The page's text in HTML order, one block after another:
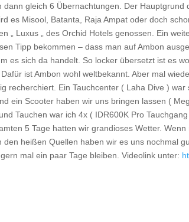
dann gleich 6 Übernachtungen. Der
es Misool, Batanta, Raja Ampat oder doch
„ Luxus „ des Orchid Hotels genossen. Ein
Tipp bekommen – dass man auf Ambon
es sich da handelt. So locker übersetzt ist es
ist Ambon wohl weltbekannt. Aber mal
recherchiert. Ein Tauchcenter ( Laha Dive )
ein Scooter haben wir uns bringen lassen (
Tauchen war ich 4x ( IDR600K Pro
5 Tage hatten wir grandioses Wetter.
den heißen Quellen haben wir es uns nochmal
mal ein paar Tage bleiben. Videolink unter: